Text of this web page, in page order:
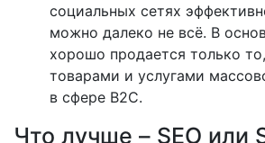
социальных сетях
можно далеко не всё. В
хорошо продается только
товарами и услугами
в сфере B2C.
Что лучше – SEO или